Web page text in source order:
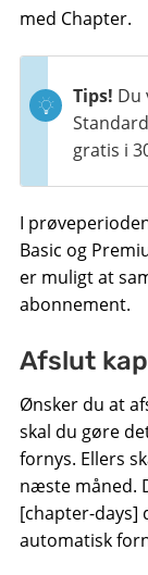
med Chapter.
Tips! Du
gratis i
I
Basic og
er muligt at
abonnement.
Afslut
Ønsker du at
skal du gøre
fornys. Ellers
næste måned.
[chapter-days]
automatisk